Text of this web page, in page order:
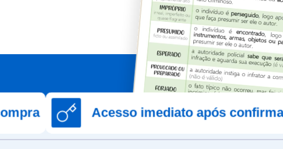
Acesso imediato após confirmação de